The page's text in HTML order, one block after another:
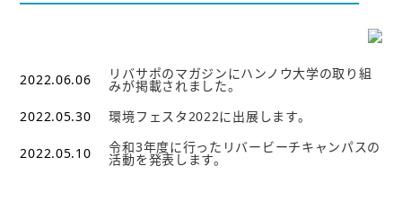
2022.06.06 リバサポのマガジンにハンノウ大学の取り組
みが掲載されました。
2022.05.30
環境フェスタ2022に出展します。
2022.05.10 令和3年度に行ったリバービーチキャンパスの
活動を発表します。